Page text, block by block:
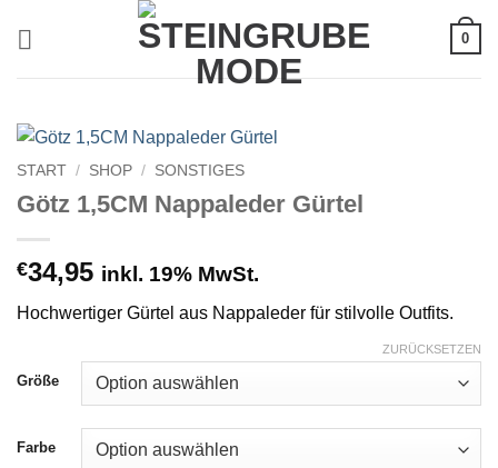
0
START / SHOP / SONSTIGES
Götz 1,5CM Nappaleder Gürtel
€34,95 inkl. 19% MwSt.
Hochwertiger Gürtel aus Nappaleder für stilvolle Outfits.
Größe
Farbe
ZURÜCKSETZEN